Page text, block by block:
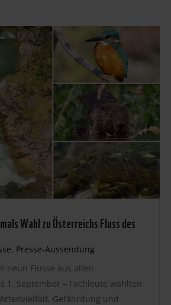
Wahl zu Österreichs Fluss des
, Presse-Aussendung
neun Flüsse aus allen
1. September – Fachleute wählten
Gefährdung und